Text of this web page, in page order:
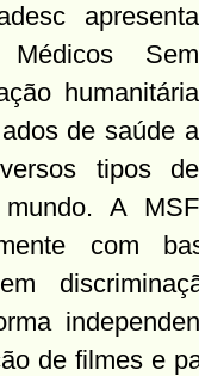
apresenta
Sem
humanitária
de saúde a
tipos de
A MSF
com
de filmes e